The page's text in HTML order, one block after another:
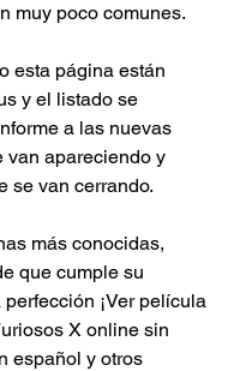
muy poco comunes.
esta página están
y el listado se
a las nuevas
van apareciendo y
se van cerrando.
más conocidas,
que cumple su
¡Ver película
X online sin
español y otros